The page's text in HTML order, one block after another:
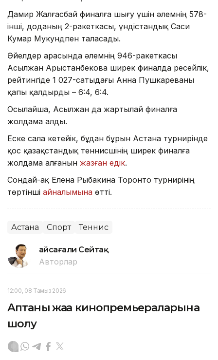
Дамир Жалғасбай финалға шығу үшін әлемнің 578-
інші, доданың 2-ракеткасы, үндістандық Саси
Кумар Мукундпен таласады.
Әйелдер арасында әлемнің 946-ракеткасы
Асылжан Арыстанбекова ширек финалда ресейлік,
рейтингіде 1 027-сатыдағы Анна Пушкареваны
қапы қалдырды – 6:4, 6:4.
Осылайша, Асылжан да жартылай финалға
жолдама алды.
Еске сала кетейік, бұдан бұрын Астана турнирінде
қос қазақстандық теннисшінің ширек финалға
жолдама алғанын жазған едік.
Сондай-ақ Елена Рыбакина Торонто турнирінің
төртінші айналымына өтті.
Астана Спорт Теннис
Ғайсағали Сейтақ
Авторлар
12:00, 08 Тамыз 2026
Аптаның жаңа кинопремьераларына
шолу